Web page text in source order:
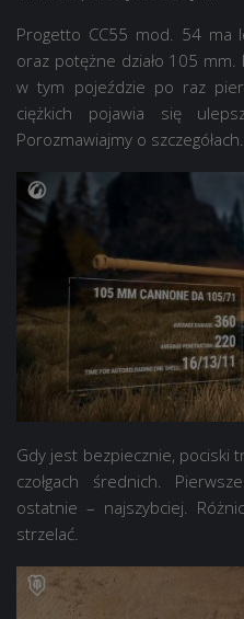
Progetto CC55 mod. 54 ma
oraz potężne działo 105
w tym pojeździe po raz
ciężkich pojawia się
Porozmawiajmy o szczegółach.
Gdy jest bezpiecznie, pociski
czołgach średnich.
ostatnie – najszybciej.
strzelać.